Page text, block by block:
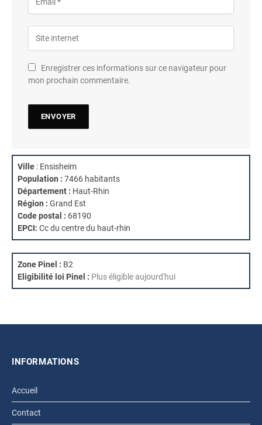
Enregistrer ces informations sur ce navigateur pour
mon prochain commentaire.
Ville : Ensisheim
Population : 7466 habitants
Département : Haut-Rhin
Région : Grand Est
Code postal : 68190
EPCI: Cc du centre du haut-rhin
Zone Pinel : B2
Eligibilité loi Pinel : Plus éligible aujourd'hui
INFORMATIONS
Accueil
Contact